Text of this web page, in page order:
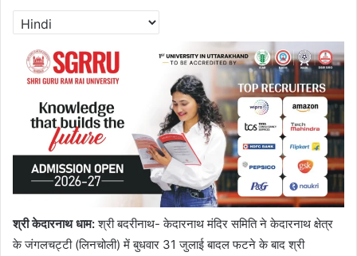
श्री केदारनाथ धाम:श्री बदरीनाथ- केदारनाथ मंदिर समिति ने केदारनाथ क्षेत्र
के जंगलचट्टी (लिनचोली) में बुधवार 31 जुलाई बादल फटने के बाद श्री